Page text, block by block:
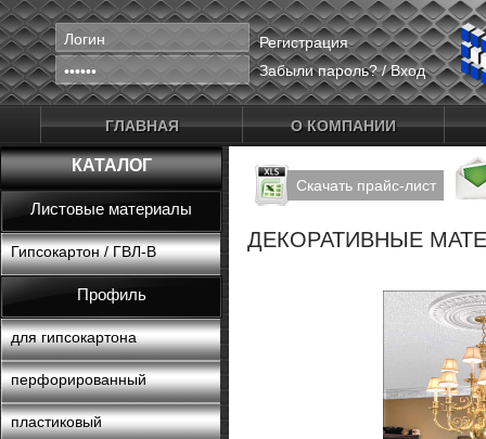
Регистрация
Забыли пароль?/Вход
ГЛАВНАЯ О КОМПАНИИ
КАТАЛОГ
Листовые материалы
Гипсокартон / ГВЛ-В
Профиль
для гипсокартона
перфорированный
пластиковый
Скачать прайс-лист
ДЕКОРАТИВНЫЕ